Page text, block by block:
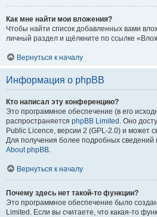
Как мне найти мои вложения?
Чтобы найти список добавленных вами
личный раздел и щёлкните по ссылке
Вернуться к началу
Информация о phpBB
Кто написал эту конференцию?
Это программное обеспечение (в его
распространяется phpBB Limited . Оно
Public Licence, версии 2 (GPL-2.0) и может
Для получения более подробных сведений
About phpBB.
Вернуться к началу
Почему здесь нет такой-то функции?
Это программное обеспечение было
Limited. Если вы считаете, что какая-то